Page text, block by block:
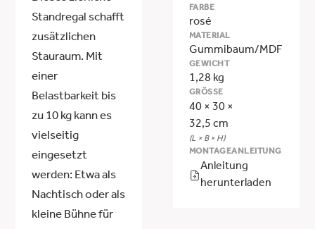
Standregal schafft
zusätzlichen
Stauraum. Mit
einer
Belastbarkeit bis
zu 10 kg kann es
vielseitig
eingesetzt
werden: Etwa als
Nachtisch oder als
kleine Bühne für
FARBE
rosé
MATERIAL
Gummibaum/MDF
GEWICHT
1,28 kg
GRÖSSE
40 × 30 ×
32,5 cm
(L × B × H)
MONTAGEANLEITUNG
Anleitung
herunterladen